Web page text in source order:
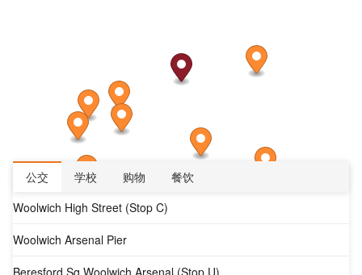
公交 学校 购物
餐饮
Woolwich High Street (Stop C)
Woolwich Arsenal Pier